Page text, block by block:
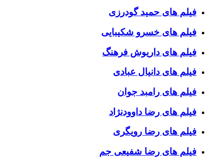
فیلم های حمید گودرزی
فیلم های خسرو شکیبایی
فیلم های داریوش فرهنگ
فیلم های دانیال عبادی
فیلم های رامبد جوان
فیلم های رضا داوودنژاد
فیلم های رضا رویگری
فیلم های رضا شفیعی جم